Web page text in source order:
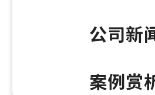
公司新
案例赏